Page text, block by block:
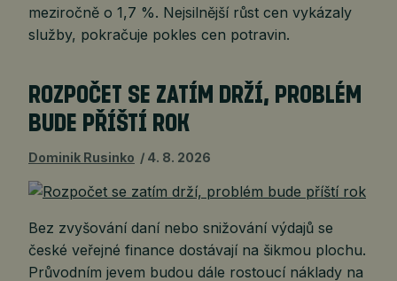
meziročně o 1,7 %. Nejsilnější růst cen vykázaly
služby, pokračuje pokles cen potravin.
ROZPOČET SE ZATÍM DRŽÍ, PROBLÉM
BUDE PŘÍŠTÍ ROK
Dominik Rusinko 4. 8. 2026
Bez zvyšování daní nebo snižování výdajů se
české veřejné finance dostávají na šikmou plochu.
Průvodním jevem budou dále rostoucí náklady na